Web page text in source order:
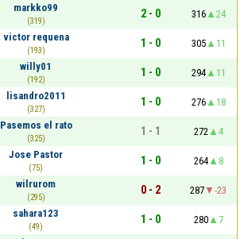
markko99
(319)
2 - 0 316
24
victor requena
(193)
1 - 0 305
11
willy01
(192)
1 - 0 294
11
lisandro2011
(327)
1 - 0 276
18
Pasemos el rato
(325)
1 - 1 272
4
Jose Pastor
(75)
1 - 0 264
8
wilrurom
(295)
0 - 2 287
-23
sahara123
(49)
1 - 0 280
7